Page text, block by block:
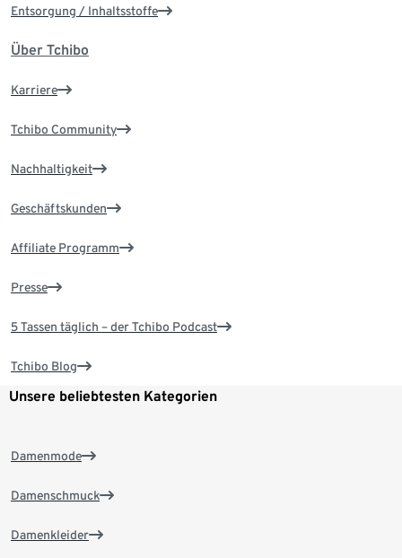
Entsorgung / Inhaltsstoffe
Über Tchibo
Karriere
Tchibo Community
Nachhaltigkeit
Geschäftskunden
Affiliate Programm
Presse
5 Tassen täglich – der Tchibo Podcast
Tchibo Blog
Unsere beliebtesten Kategorien
Damenmode
Damenschmuck
Damenkleider